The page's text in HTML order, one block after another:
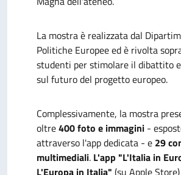
La mostra è realizzata dal
Politiche Europee ed è rivolta
studenti per stimolare il dibattito
sul futuro del progetto europeo.
Complessivamente, la mostra
oltre400 foto e immagini -
attraverso l'app dedicata - e 29
multimediali. L'app "L'Italia in
L'Europa in Italia" (su Apple Store)